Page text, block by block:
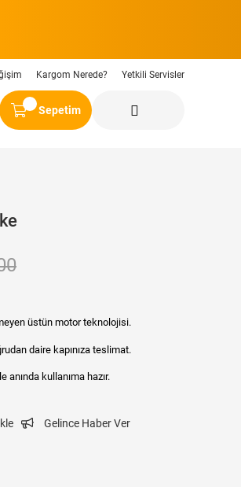
Kargom Nerede? Yetkili Servisler
Sepetim
üstün motor teknolojisi.
daire kapınıza teslimat.
kullanıma hazır.
Gelince Haber Ver